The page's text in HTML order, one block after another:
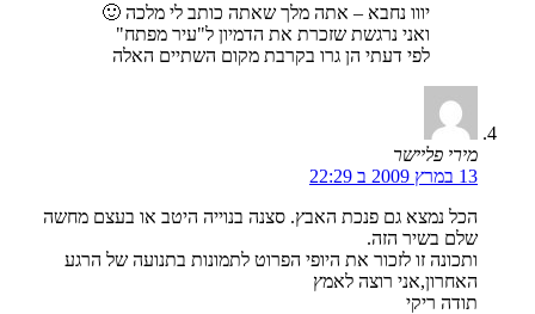
יווו נחבא – אתה מלך שאתה כותב לי מלכה 🙂
ואני נרגשת שזכרת את הדמיון ל"עיר מפתח"
לפי דעתי הן גרו בקרבת מקום השתיים האלה
מירי פליישר
13 במרץ 2009 ב 22:29
הכל נמצא גם פנכת האבץ. סצנה בנוייה היטב או בעצם מחשה
שלם בשיר הזה.
ותכונה זו לזכור את היופי הפרוט לתמונות בתנועה של הרגע
האחרון,אני רוצה לאמץ
תודה ריקי